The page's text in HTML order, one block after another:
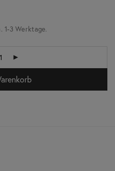
1-3 Werktage.